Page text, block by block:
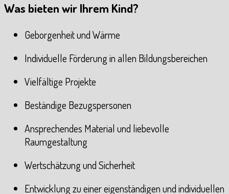
Was bieten wir Ihrem Kind?
Geborgenheit und Wärme
Individuelle Förderung in allen Bildungsbereichen
Vielfältige Projekte
Beständige Bezugspersonen
Ansprechendes Material und liebevolle
Raumgestaltung
Wertschätzung und Sicherheit
Entwicklung zu einer eigenständigen und individuellen